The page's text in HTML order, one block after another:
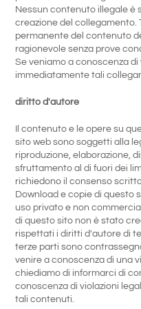
Nessun contenuto illegale è
creazione del collegamento.
permanente del contenuto
ragionevole senza prove
Se veniamo a conoscenza
immediatamente tali
diritto d'autore
Il contenuto e le opere su
sito web sono soggetti alla
riproduzione, elaborazione,
sfruttamento al di fuori dei
richiedono il consenso
Download e copie di questo
uso privato e non
di questo sito non è stato
rispettati i diritti d'autore di
terze parti sono
venire a conoscenza di una
chiediamo di informarci di
conoscenza di violazioni
tali contenuti.